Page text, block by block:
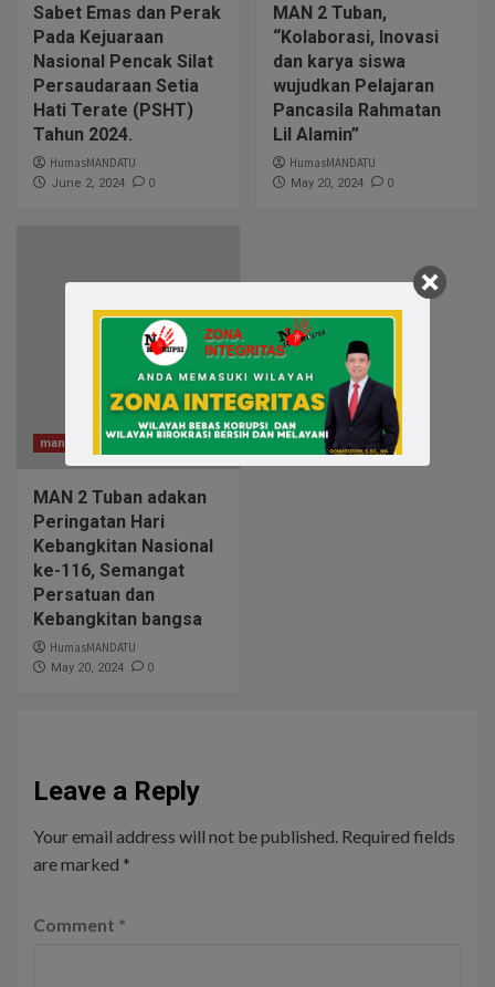
Sabet Emas dan Perak
Pada Kejuaraan
Nasional Pencak Silat
Persaudaraan Setia
Hati Terate (PSHT)
Tahun 2024.
HumasMANDATU
June 2, 2024 0
MAN 2 Tuban,
“Kolaborasi, Inovasi
dan karya siswa
wujudkan Pelajaran
Pancasila Rahmatan
Lil Alamin”
HumasMANDATU
May 20, 2024 0
man2tuban
MAN 2 Tuban adakan
Peringatan Hari
Kebangkitan Nasional
ke-116, Semangat
Persatuan dan
Kebangkitan bangsa
HumasMANDATU
May 20, 2024 0
Leave a Reply
Your email address will not be published. Required fields
are marked *
Comment *